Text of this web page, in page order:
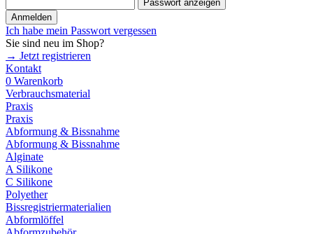
Passwort anzeigen
Anmelden
Ich habe mein Passwort vergessen
Sie sind neu im Shop?
→ Jetzt registrieren
Kontakt
0 Warenkorb
Verbrauchsmaterial
Praxis
Praxis
Abformung & Bissnahme
Abformung & Bissnahme
Alginate
A Silikone
C Silikone
Polyether
Bissregistriermaterialien
Abformlöffel